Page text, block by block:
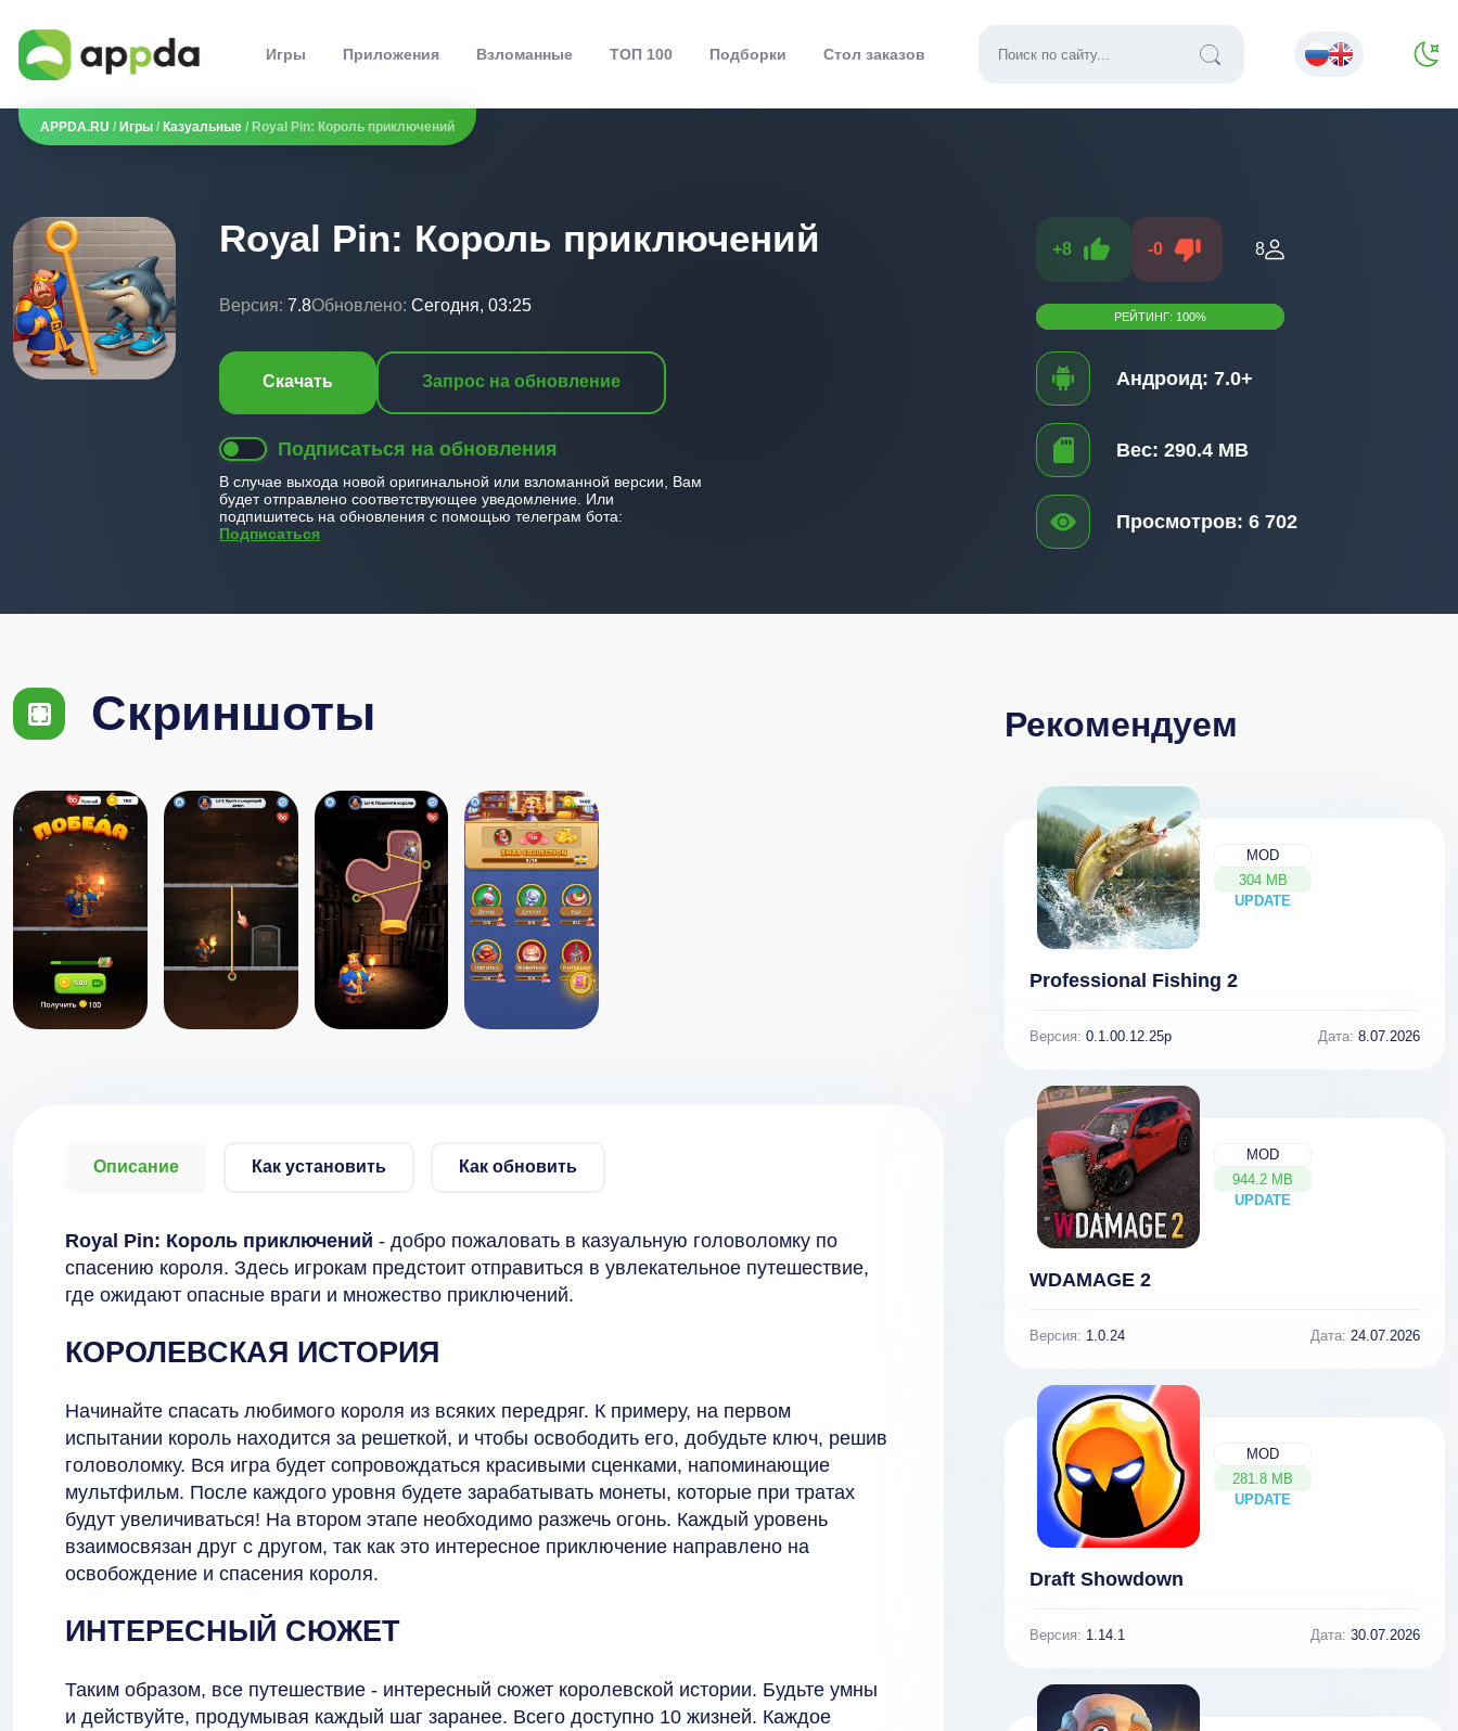
Игры Приложения Взломанные ТОП 100 Подборки Стол заказов
APPDA.RU / Игры / Казуальные / Royal Pin: Король приключений
Royal Pin: Король приключений
Версия: 7.8Обновлено: Сегодня, 03:25
Скачать Запрос на обновление
Подписаться на обновления
В случае выхода новой оригинальной или взломанной версии, Вам
будет отправлено соответствующее уведомление. Или
подпишитесь на обновления с помощью телеграм бота:
Подписаться
+8 -0 8
РЕЙТИНГ: 100%
Андроид: 7.0+
Вес: 290.4 MB
Просмотров: 6 702
Скриншоты
Описание Как установить Как обновить
Royal Pin: Король приключений - добро пожаловать в казуальную головоломку по
спасению короля. Здесь игрокам предстоит отправиться в увлекательное путешествие,
где ожидают опасные враги и множество приключений.
КОРОЛЕВСКАЯ ИСТОРИЯ
Начинайте спасать любимого короля из всяких передряг. К примеру, на первом
испытании король находится за решеткой, и чтобы освободить его, добудьте ключ, решив
головоломку. Вся игра будет сопровождаться красивыми сценками, напоминающие
мультфильм. После каждого уровня будете зарабатывать монеты, которые при тратах
будут увеличиваться! На втором этапе необходимо разжечь огонь. Каждый уровень
взаимосвязан друг с другом, так как это интересное приключение направлено на
освобождение и спасения короля.
ИНТЕРЕСНЫЙ СЮЖЕТ
Таким образом, все путешествие - интересный сюжет королевской истории. Будьте умны
и действуйте, продумывая каждый шаг заранее. Всего доступно 10 жизней. Каждое
Рекомендуем
MOD
304 MB
UPDATE
NEW
Professional Fishing 2
Версия: 0.1.00.12.25p Дата: 8.07.2026
MOD
944.2 MB
UPDATE
NEW
WDAMAGE 2
Версия: 1.0.24 Дата: 24.07.2026
MOD
281.8 MB
UPDATE
NEW
Draft Showdown
Версия: 1.14.1 Дата: 30.07.2026